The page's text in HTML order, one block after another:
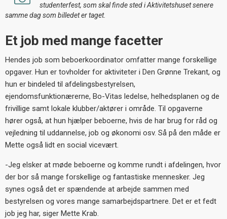
studenterfest, som skal finde sted i Aktivitetshuset senere
samme dag som billedet er taget.
Et job med mange facetter
Hendes job som beboerkoordinator omfatter mange forskellige
opgaver. Hun er tovholder for aktiviteter i Den Grønne Trekant, og
hun er bindeled til afdelingsbestyrelsen,
ejendomsfunktionærerne, Bo-Vitas ledelse, helhedsplanen og de
frivillige samt lokale klubber/aktører i område. Til opgaverne
hører også, at hun hjælper beboerne, hvis de har brug for råd og
vejledning til uddannelse, job og økonomi osv. Så på den måde er
Mette også lidt en social vicevært.
-Jeg elsker at møde beboerne og komme rundt i afdelingen, hvor
der bor så mange forskellige og fantastiske mennesker. Jeg
synes også det er spændende at arbejde sammen med
bestyrelsen og vores mange samarbejdspartnere. Det er et fedt
job jeg har, siger Mette Krab.